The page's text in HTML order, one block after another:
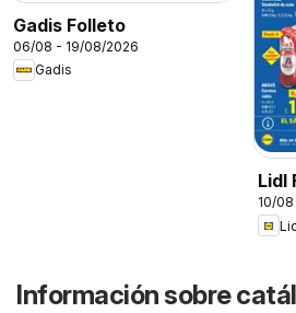
Gadis Folleto
06/08 - 19/08/2026
Gadis
Lidl
10/
Información sobre